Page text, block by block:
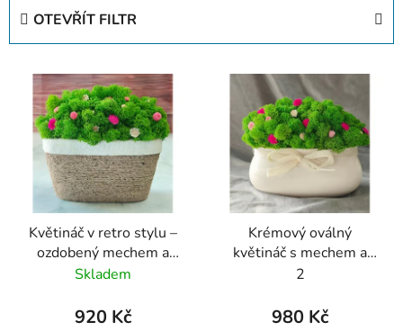
OTEVŘÍT FILTR
Květináč v retro stylu –
ozdobený mechem a
sušenými květinami
Skladem
920 Kč
Krémový oválný
květináč s mechem a
mašlí
2
980 Kč